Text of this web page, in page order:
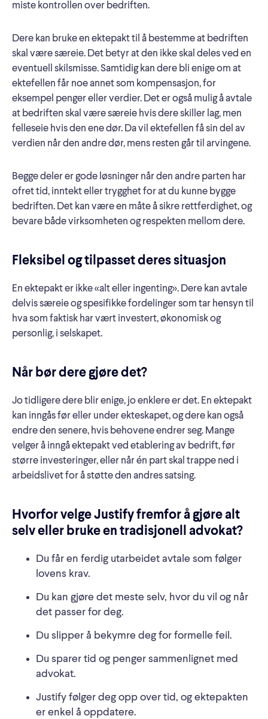
miste kontrollen over bedriften.
Dere kan bruke en ektepakt til å bestemme at bedriften
skal være særeie. Det betyr at den ikke skal deles ved en
eventuell skilsmisse. Samtidig kan dere bli enige om at
ektefellen får noe annet som kompensasjon, for
eksempel penger eller verdier. Det er også mulig å avtale
at bedriften skal være særeie hvis dere skiller lag, men
felleseie hvis den ene dør. Da vil ektefellen få sin del av
verdien når den andre dør, mens resten går til arvingene.
Begge deler er gode løsninger når den andre parten har
ofret tid, inntekt eller trygghet for at du kunne bygge
bedriften. Det kan være en måte å sikre rettferdighet, og
bevare både virksomheten og respekten mellom dere.
Fleksibel og tilpasset deres situasjon
En ektepakt er ikke «alt eller ingenting». Dere kan avtale
delvis særeie og spesifikke fordelinger som tar hensyn til
hva som faktisk har vært investert, økonomisk og
personlig, i selskapet.
Når bør dere gjøre det?
Jo tidligere dere blir enige, jo enklere er det. En ektepakt
kan inngås før eller under ekteskapet, og dere kan også
endre den senere, hvis behovene endrer seg. Mange
velger å inngå ektepakt ved etablering av bedrift, før
større investeringer, eller når én part skal trappe ned i
arbeidslivet for å støtte den andres satsing.
Hvorfor velge Justify fremfor å gjøre alt
selv eller bruke en tradisjonell advokat?
Du får en ferdig utarbeidet avtale som følger
lovens krav.
Du kan gjøre det meste selv, hvor du vil og når
det passer for deg.
Du slipper å bekymre deg for formelle feil.
Du sparer tid og penger sammenlignet med
advokat.
Justify følger deg opp over tid, og ektepakten
er enkel å oppdatere.